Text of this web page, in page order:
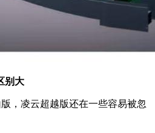
别 大
，凌云超越版还在一些容易被忽